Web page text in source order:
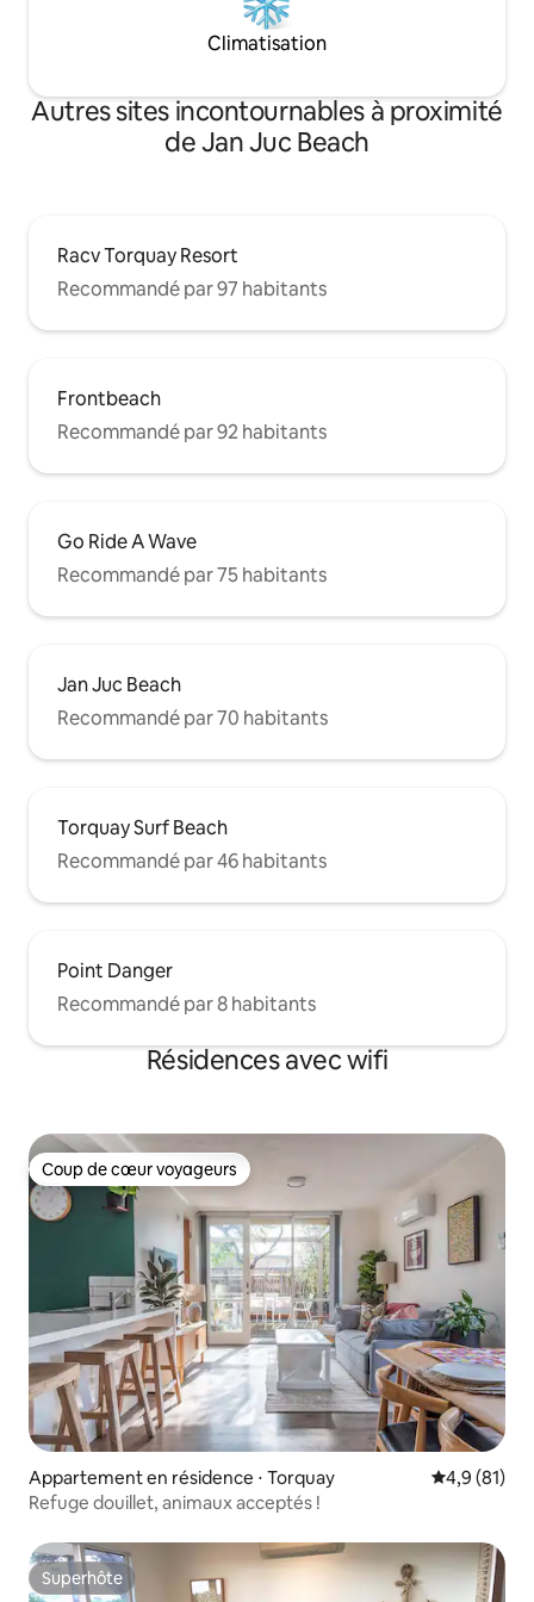
Climatisation
Autres sites incontournables à proximité
de Jan Juc Beach
Racv Torquay Resort
Recommandé par 97 habitants
Frontbeach
Recommandé par 92 habitants
Go Ride A Wave
Recommandé par 75 habitants
Jan Juc Beach
Recommandé par 70 habitants
Torquay Surf Beach
Recommandé par 46 habitants
Point Danger
Recommandé par 8 habitants
Résidences avec wifi
Coup de cœur voyageurs
Coup de cœur voyageurs
Appartement en résidence ⋅ Torquay Évaluation
4,9 (81)
Refuge douillet, animaux acceptés !
Superhôte
Superhôte